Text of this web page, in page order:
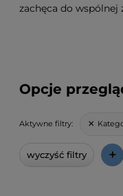
Opcje
Aktywne filtry:
wyczyść filtry +
zachęca do wspólnej